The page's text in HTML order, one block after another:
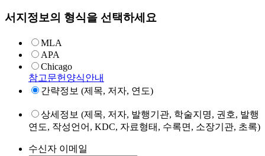
서지정보의 형식을 선택하세요
MLA
APA
Chicago
참고문헌양식안내
간략정보 (제목, 저자, 연도)
상세정보 (제목, 저자, 발행기관, 학술지명, 권호, 발행
연도, 작성언어, KDC, 자료형태, 수록면, 소장기관, 초록)
수신자 이메일